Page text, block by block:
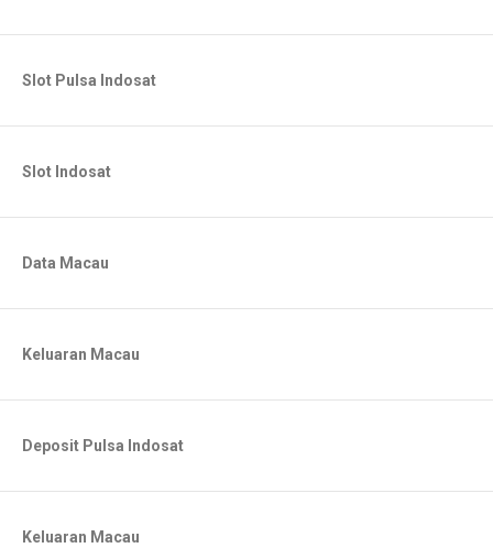
Slot Pulsa Indosat
Slot Indosat
Data Macau
Keluaran Macau
Deposit Pulsa Indosat
Keluaran Macau